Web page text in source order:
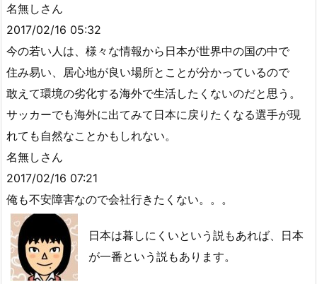
名無しさん
2017/02/16 05:32
今の若い人は、様々な情報から日本が世界中の国の中で
住み易い、居心地が良い場所とことが分かっているので
敢えて環境の劣化する海外で生活したくないのだと思う。
サッカーでも海外に出てみて日本に戻りたくなる選手が現
れても自然なことかもしれない。
名無しさん
2017/02/16 07:21
俺も不安障害なので会社行きたくない。。。
日本は暮しにくいという説もあれば、日本
が一番という説もあります。